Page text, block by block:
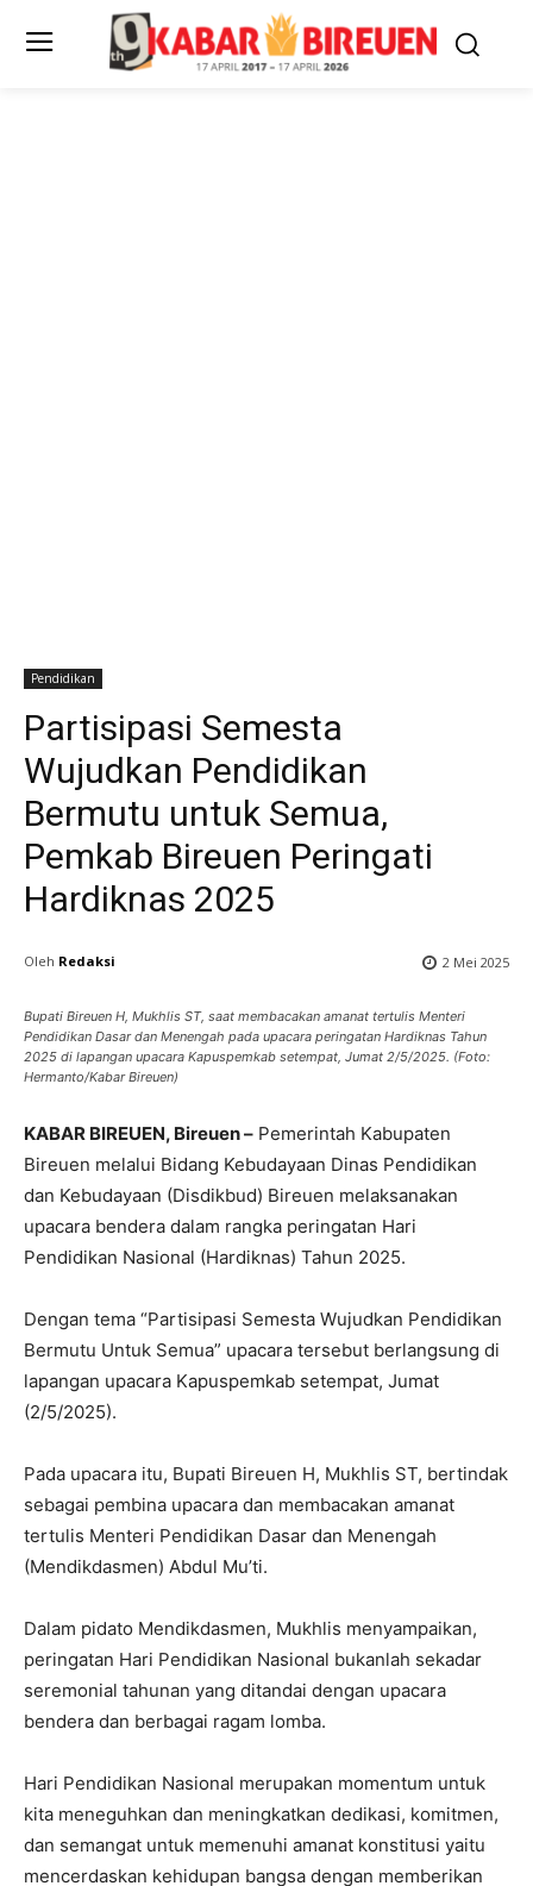
Pendidikan
Partisipasi Semesta
Wujudkan Pendidikan
Bermutu untuk Semua,
Pemkab Bireuen Peringati
Hardiknas 2025
Oleh Redaksi 2 Mei 2025
Bupati Bireuen H, Mukhlis ST, saat membacakan amanat tertulis Menteri
Pendidikan Dasar dan Menengah pada upacara peringatan Hardiknas Tahun
2025 di lapangan upacara Kapuspemkab setempat, Jumat 2/5/2025. (Foto:
Hermanto/Kabar Bireuen)
KABAR BIREUEN, Bireuen – Pemerintah Kabupaten
Bireuen melalui Bidang Kebudayaan Dinas Pendidikan
dan Kebudayaan (Disdikbud) Bireuen melaksanakan
upacara bendera dalam rangka peringatan Hari
Pendidikan Nasional (Hardiknas) Tahun 2025.
Dengan tema “Partisipasi Semesta Wujudkan Pendidikan
Bermutu Untuk Semua” upacara tersebut berlangsung di
lapangan upacara Kapuspemkab setempat, Jumat
(2/5/2025).
Pada upacara itu, Bupati Bireuen H, Mukhlis ST, bertindak
sebagai pembina upacara dan membacakan amanat
tertulis Menteri Pendidikan Dasar dan Menengah
(Mendikdasmen) Abdul Mu’ti.
Dalam pidato Mendikdasmen, Mukhlis menyampaikan,
peringatan Hari Pendidikan Nasional bukanlah sekadar
seremonial tahunan yang ditandai dengan upacara
bendera dan berbagai ragam lomba.
Hari Pendidikan Nasional merupakan momentum untuk
kita meneguhkan dan meningkatkan dedikasi, komitmen,
dan semangat untuk memenuhi amanat konstitusi yaitu
mencerdaskan kehidupan bangsa dengan memberikan